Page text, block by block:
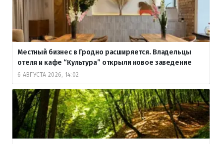
Местный бизнес в Гродно расширяется. Владельцы
отеля и кафе “Культура” открыли новое заведение
6 АВГУСТА 2026, 14:02